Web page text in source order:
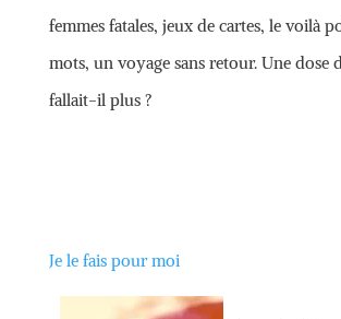
femmes fatales, jeux de cartes, le voilà
mots, un voyage sans retour. Une dose
fallait-il plus ?
Je le fais pour moi